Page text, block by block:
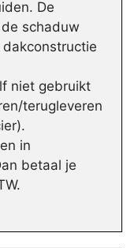
De
schaduw
niet gebruikt
terugleveren
in
betaal je